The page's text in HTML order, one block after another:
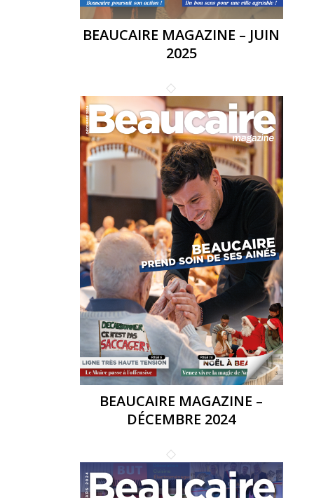
BEAUCAIRE MAGAZINE – JUIN
2025
BEAUCAIRE MAGAZINE –
DÉCEMBRE 2024